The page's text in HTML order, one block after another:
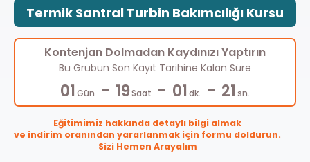
Termik Santral Turbin Bakımcılığı Kursu
Kontenjan Dolmadan Kaydınızı Yaptırın
Bu Grubun Son Kayıt Tarihine Kalan Süre
01 Gün - 19 Saat - 01 dk. - 20sn.
Eğitimimiz hakkında detaylı bilgi almak
ve indirim oranından yararlanmak için formu doldurun.
Sizi Hemen Arayalım